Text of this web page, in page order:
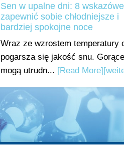
Sen w upalne dni: 8
zapewnić sobie chłodniejsze i
bardziej spokojne noce
Wraz ze wzrostem temperatury
pogarsza się jakość snu.
mogą utrudn... [Read More]